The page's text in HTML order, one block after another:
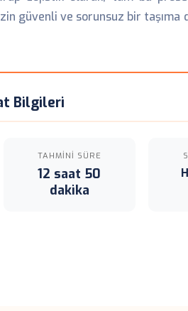
güvenli ve sorunsuz bir taşıma
Bilgileri
TAHMINI SÜRE
12 saat 50
dakika